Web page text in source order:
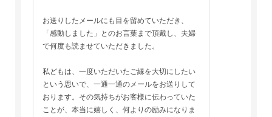
お送りしたメールにも目を留めていただき、
「感動しました」とのお言葉まで頂戴し、夫婦
で何度も読ませていただきました。
私どもは、一度いただいたご縁を大切にしたい
という思いで、一通一通のメールをお送りして
おります。その気持ちがお客様に伝わっていた
ことが、本当に嬉しく、何よりの励みになりま